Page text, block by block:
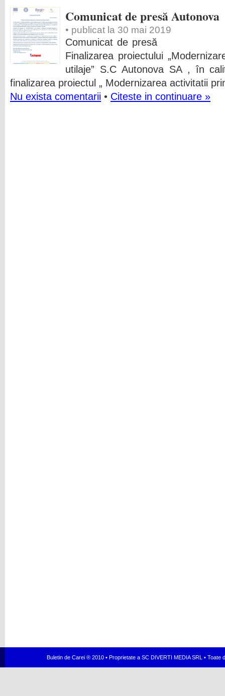
Comunicat de presă Autonova
• publicat la 30 mai 2019
Comunicat de presă
Finalizarea proiectului
utilaje” S.C Autonova SA , în
finalizarea proiectul „ Modernizarea activitatii
Nu exista comentarii • Citeste in continuare »
Buletin de Carei ® 2010 • Proprietate a SC DIVERTI MEDIA SRL •